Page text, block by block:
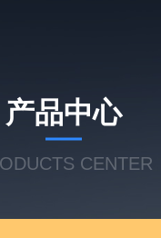
产品中心
CENTER